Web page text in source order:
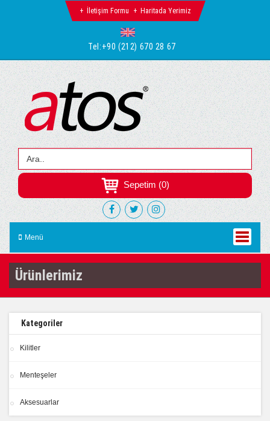
Tel:+90 (212) 670 28 67
İletişim Formu Haritada Yerimiz
Sepetim (0)
Menü
Ürünlerimiz
Kategoriler
Kilitler
Menteşeler
Aksesuarlar